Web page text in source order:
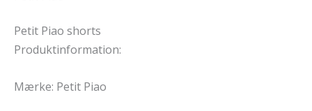
Petit Piao shorts
Produktinformation:
Mærke: Petit Piao